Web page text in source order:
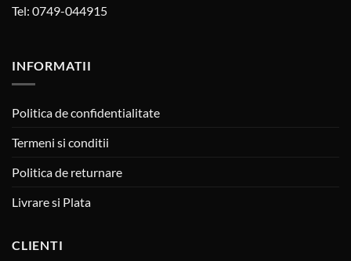
Tel: 0749-044915
INFORMATII
Politica de confidentialitate
Termeni si conditii
Politica de returnare
Livrare si Plata
CLIENTI